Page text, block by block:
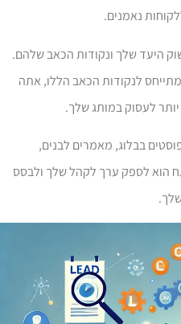
נאמנים.
היעד שלך ונקודות הכאב שלהם.
לנקודות הכאב הללו, אתה
לעסוק במותג שלך.
בבלוג, מאמרים לבנים,
הוא לספק ערך לקהל שלך ולבסס